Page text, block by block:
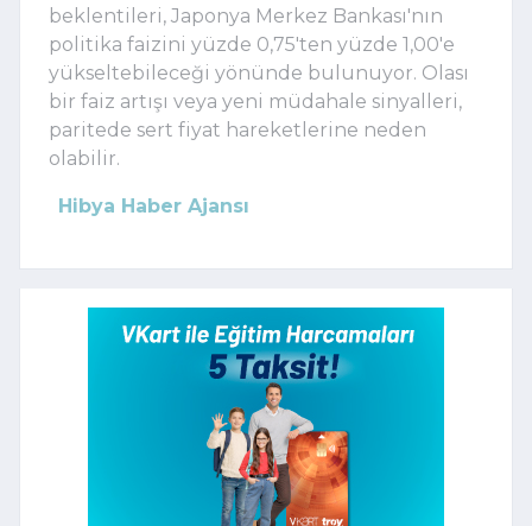
beklentileri, Japonya Merkez Bankası'nın
politika faizini yüzde 0,75'ten yüzde 1,00'e
yükseltebileceği yönünde bulunuyor. Olası
bir faiz artışı veya yeni müdahale sinyalleri,
paritede sert fiyat hareketlerine neden
olabilir.
Hibya Haber Ajansı